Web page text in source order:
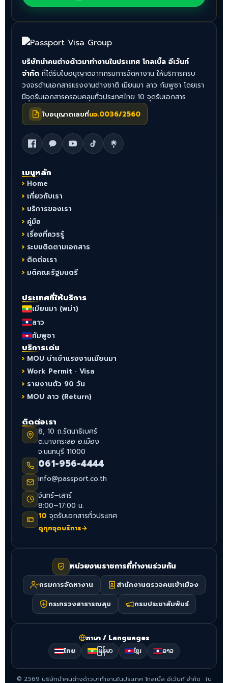
บริษัทนำคนต่างด้าวมาทำงานในประเทศ โกลเบิ้ล อีเว้นท์
จำกัด ที่ได้รับใบอนุญาตจากกรมการจัดหางาน ให้บริการครบ
วงจรด้านเอกสารแรงงานต่างชาติ เมียนมา ลาว กัมพูชา โดยเรา
มีจุดรับเอกสารครอบคลุมทั่วประเทศไทย 10 จุดรับเอกสาร
ใบอนุญาตเลขที่นจ.0036/2560
เมนูหลัก
Home
เกี่ยวกับเรา
บริการของเรา
คู่มือ
เรื่องที่ควรรู้
ระบบติดตามเอกสาร
ติดต่อเรา
มติคณะรัฐมนตรี
ประเทศที่ให้บริการ
เมียนมา (พม่า)
ลาว
กัมพูชา
บริการเด่น
MOU นำเข้าแรงงานเมียนมา
Work Permit · Visa
รายงานตัว 90 วัน
MOU ลาว (Return)
ติดต่อเรา
8, 10 ถ.รัตนาธิเบศร์
ต.บางกระสอ อ.เมือง
จ.นนทบุรี 11000
061-956-4444
info@passport.co.th
จันทร์–เสาร์
8:00–17:00 น.
10 จุดรับเอกสารทั่วประเทศ
ดูทุกจุดบริการ→
หน่วยงานราชการที่ทำงานร่วมกัน
กรมการจัดหางาน
สำนักงานตรวจคนเข้าเมือง
กระทรวงสาธารณสุข
กรมประชาสัมพันธ์
ภาษา / Languages
ไทย မြန်မာ ខ្មែរ ລາວ
© 2569 บริษัทนำคนต่างด้าวมาทำงานในประเทศ โกลเบิ้ล อีเว้นท์ จำกัด ·ใบ